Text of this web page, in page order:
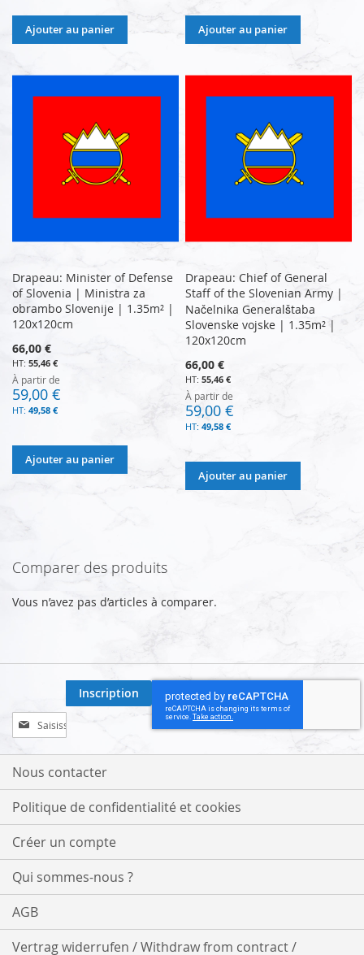
Ajouter au panier Ajouter au panier
Drapeau: Minister of Defense
of Slovenia | Ministra za
obrambo Slovenije | 1.35m² |
120x120cm
66,00 €
55,46 €
À partir de
59,00 €
49,58 €
Ajouter au panier
Drapeau: Chief of General
Staff of the Slovenian Army |
Načelnika Generalštaba
Slovenske vojske | 1.35m² |
120x120cm
66,00 €
55,46 €
À partir de
59,00 €
49,58 €
Ajouter au panier
Comparer des produits
Vous n’avez pas d’articles à comparer.
Inscription
à
notre
lettre
:
Inscription
Nous contacter
Politique de confidentialité et cookies
Créer un compte
Qui sommes-nous ?
AGB
Vertrag widerrufen / Withdraw from contract /